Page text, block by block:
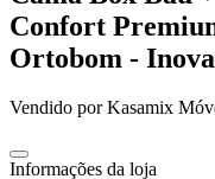
Confort
Ortobom -
Vendido porKasamix
Informações da loja